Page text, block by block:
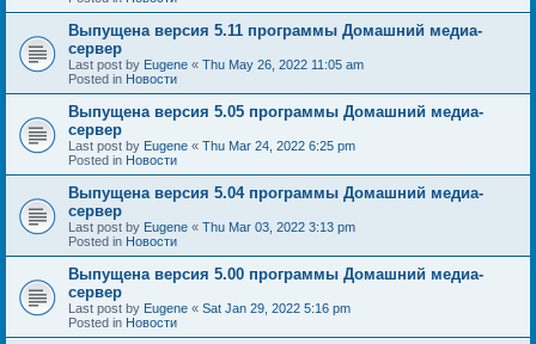
Выпущена версия 5.11 программы Домашний медиа-
сервер
Last post by Eugene « Thu May 26, 2022 11:05 am
Posted in Новости
Выпущена версия 5.05 программы Домашний медиа-
сервер
Last post by Eugene « Thu Mar 24, 2022 6:25 pm
Posted in Новости
Выпущена версия 5.04 программы Домашний медиа-
сервер
Last post by Eugene « Thu Mar 03, 2022 3:13 pm
Posted in Новости
Выпущена версия 5.00 программы Домашний медиа-
сервер
Last post by Eugene « Sat Jan 29, 2022 5:16 pm
Posted in Новости